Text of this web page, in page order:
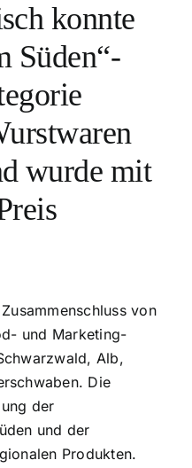
konnte
Süden“-
wurde mit
von
und Marketing-
Alb,
Die
der
und der
Produkten.